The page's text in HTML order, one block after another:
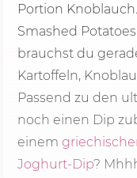
Portion
Smashed
brauchst du
Kartoffeln,
Passend zu den
noch einen Dip
einem
Joghurt-Dip?